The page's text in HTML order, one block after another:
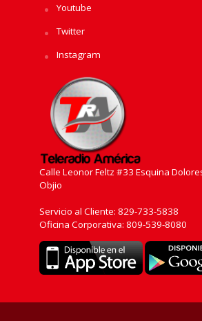
Youtube
Twitter
Instagram
Calle Leonor Feltz #33 Esquina
Objio
Servicio al Cliente: 829-733-5838
Oficina Corporativa: 809-539-8080